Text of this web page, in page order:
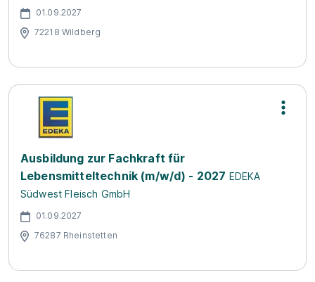
01.09.2027
72218 Wildberg
Ausbildung zur Fachkraft für
Lebensmitteltechnik (m/w/d) - 2027 EDEKA
Südwest Fleisch GmbH
01.09.2027
76287 Rheinstetten